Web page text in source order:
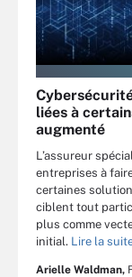
liées à
augmenté
L’assureur
entreprises à
certaines
ciblent tout
plus comme
initial. Lire la
Arielle Waldman,